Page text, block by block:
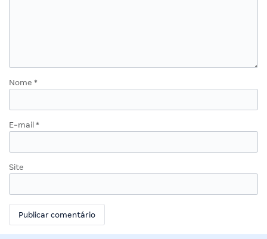
Nome *
E-mail *
Site